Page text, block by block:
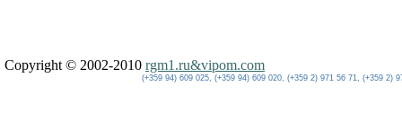
Copyright © 2002-2010 rgm1.ru&vipom.com
(+359 94) 609 025, (+359 94) 609 020, (+359 2) 971 56 71, (+359 2)